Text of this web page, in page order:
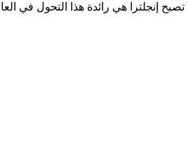
إنجلترا هي رائدة هذا التحول في